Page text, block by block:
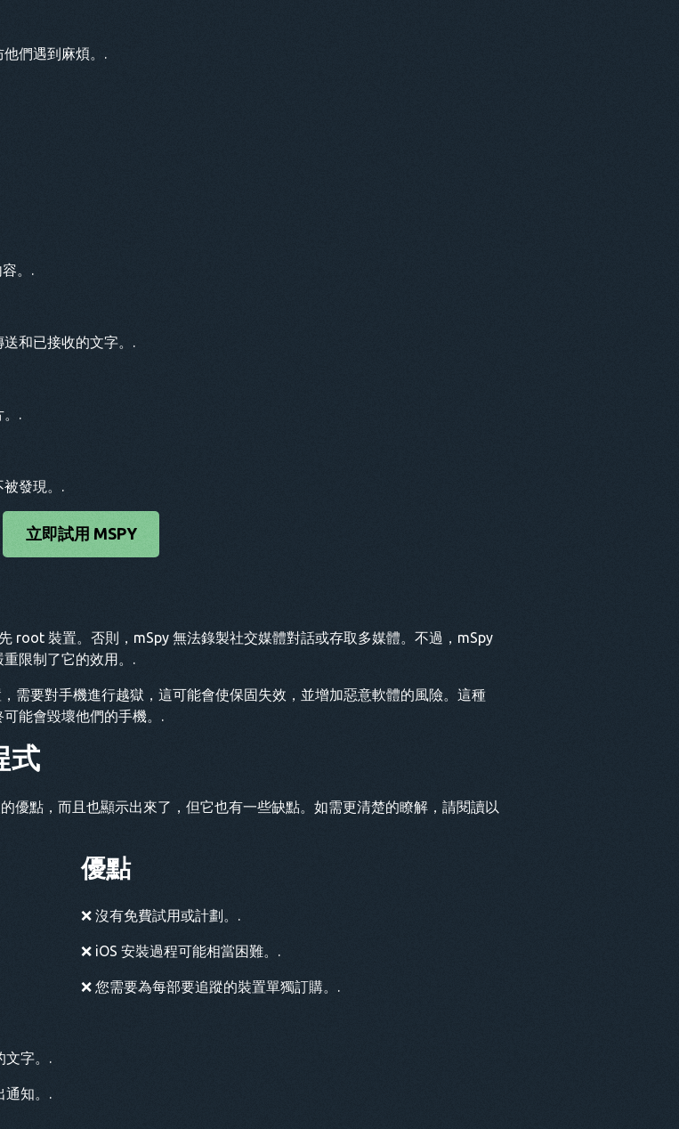
們遇到麻煩。.
。.
和已接收的文字。.
。.
發現。.
立即試用 MSPY
root 裝置。否則，mSpy 無法錄製社交媒體對話或存取多媒體。不過，mSpy
限制了它的效用。.
需要對手機進行越獄，這可能會使保固失效，並增加惡意軟體的風險。這種
能會毀壞他們的手機。.
式
優點，而且也顯示出來了，但它也有一些缺點。如需更清楚的瞭解，請閱讀以
文字。.
通知。.
優點
❌ 沒有免費試用或計劃。.
❌ iOS 安裝過程可能相當困難。.
❌ 您需要為每部要追蹤的裝置單獨訂購。.